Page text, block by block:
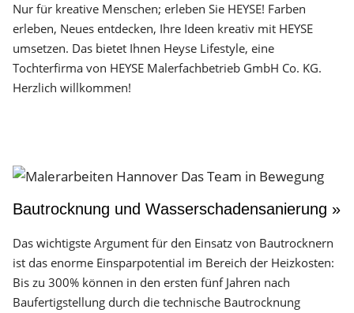
Nur für kreative Menschen; erleben Sie HEYSE! Farben
erleben, Neues entdecken, Ihre Ideen kreativ mit HEYSE
umsetzen. Das bietet Ihnen Heyse Lifestyle, eine
Tochterfirma von HEYSE Malerfachbetrieb GmbH Co. KG.
Herzlich willkommen!
Bautrocknung und Wasserschadensanierung »
Das wichtigste Argument für den Einsatz von Bautrocknern
ist das enorme Einsparpotential im Bereich der Heizkosten:
Bis zu 300% können in den ersten fünf Jahren nach
Baufertigstellung durch die technische Bautrocknung